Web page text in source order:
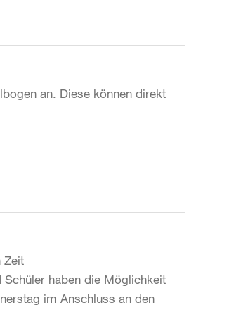
an. Diese können direkt
Zeit
haben die Möglichkeit
im Anschluss an den